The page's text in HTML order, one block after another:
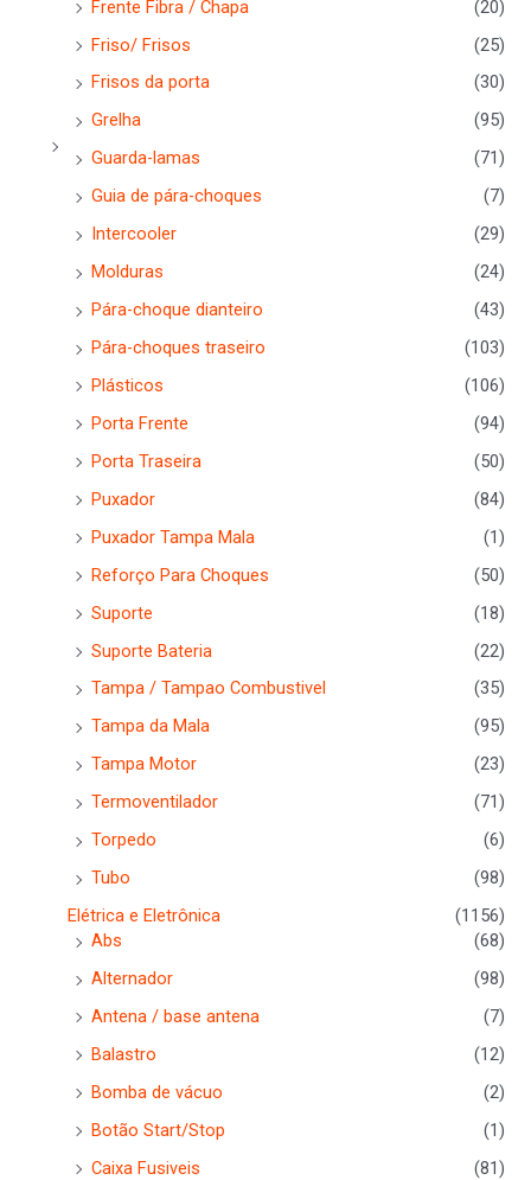
Frente Fibra / Chapa
(20)
Friso/ Frisos
(25)
Frisos da porta
(30)
Grelha
(95)
Guarda-lamas
(71)
Guia de pára-choques
(7)
Intercooler
(29)
Molduras
(24)
Pára-choque dianteiro
(43)
Pára-choques traseiro
(103)
Plásticos
(106)
Porta Frente
(94)
Porta Traseira
(50)
Puxador
(84)
Puxador Tampa Mala
(1)
Reforço Para Choques
(50)
Suporte
(18)
Suporte Bateria
(22)
Tampa / Tampao Combustivel
(35)
Tampa da Mala
(95)
Tampa Motor
(23)
Termoventilador
(71)
Torpedo
(6)
Tubo
(98)
Elétrica e Eletrônica
(1156)
Abs
(68)
Alternador
(98)
Antena / base antena
(7)
Balastro
(12)
Bomba de vácuo
(2)
Botão Start/Stop
(1)
Caixa Fusiveis
(81)